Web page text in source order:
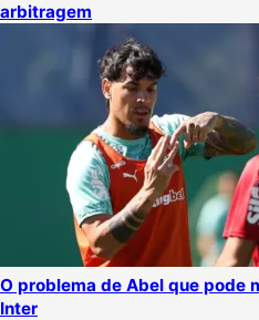
arbitragem
O problema de Abel que pode
Inter